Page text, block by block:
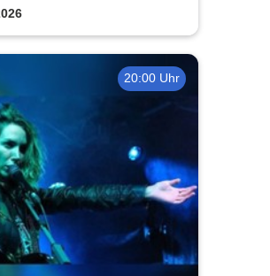
Miles of Time Tour
20:00 Uhr